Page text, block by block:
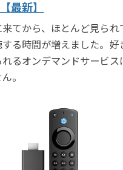
最新】
てから、ほとんど見られ
る時間が増えました。好
るオンデマンドサービス
。